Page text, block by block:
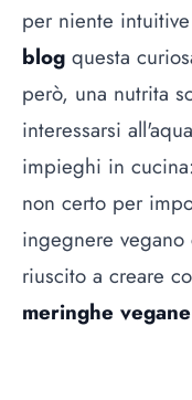
per niente
blog questa
però, una nutrita
interessarsi
impieghi in
non certo per
ingegnere
riuscito a creare
meringhe